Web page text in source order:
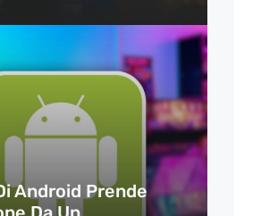
Android Prende